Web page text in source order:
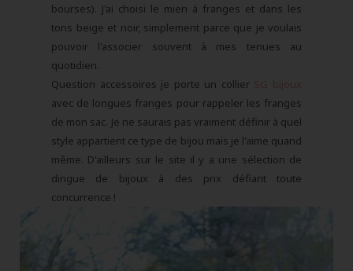
bourses). J'ai choisi le mien à franges et dans les
tons beige et noir, simplement parce que je voulais
pouvoir l'associer souvent à mes tenues au
quotidien.
Question accessoires je porte un collier
avec de longues franges pour rappeler les franges
de mon sac. Je ne saurais pas vraiment définir à quel
style appartient ce type de bijou mais je l'aime quand
même. D'ailleurs sur le site il y a une sélection de
dingue de bijoux à des prix défiant toute
concurrence !